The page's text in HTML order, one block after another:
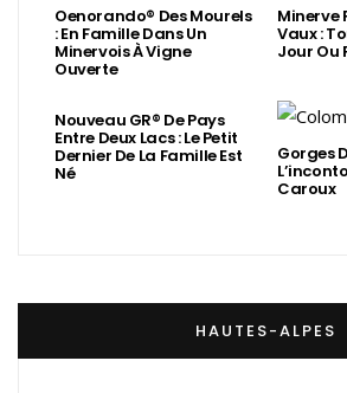
Oenorando® Des Mourels
: En Famille Dans Un
Minervois À Vigne
Ouverte
Minerve
Vaux :
Jour Ou
Nouveau GR® De Pays
Entre Deux Lacs : Le Petit
Dernier De La Famille Est
Né
Gorges
Caroux
HAUTES-ALPES